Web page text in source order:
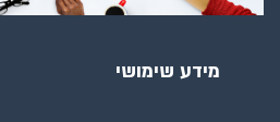
מידע שימושי